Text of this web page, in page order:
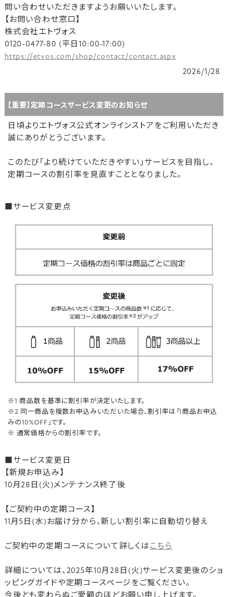
問い合わせいただきますようお願いいたします。
【お問い合わせ窓口】
株式会社エトヴォス
0120-0477-80 (平日10:00-17:00)
https://etvos.com/shop/contact/contact.aspx
2026/1/28
【重要】定期コースサービス変更のお知らせ
日頃よりエトヴォス公式オンラインストアをご利用いただき
誠にありがとうございます。
このたび「より続けていただきやすい」サービスを目指し、
定期コースの割引率を見直すこととなりました。
■サービス変更点
※1 商品数を基準に割引率が決定いたします。
※2 同一商品を複数お申込みいただいた場合、割引率は「1商品お申込
みの10%OFF」です。
※ 通常価格からの割引率です。
■サービス変更日
【新規お申込み】
10月28日(火)メンテナンス終了後
【ご契約中の定期コース】
11月5日(水)お届け分から、新しい割引率に自動切り替え
ご契約中の定期コースについて詳しくは こちら
詳細については、2025年10月28日(火)サービス変更後のショ
ッピングガイドや定期コースページをご覧ください。
今後とも変わらぬご愛顧のほどお願い申し上げます。